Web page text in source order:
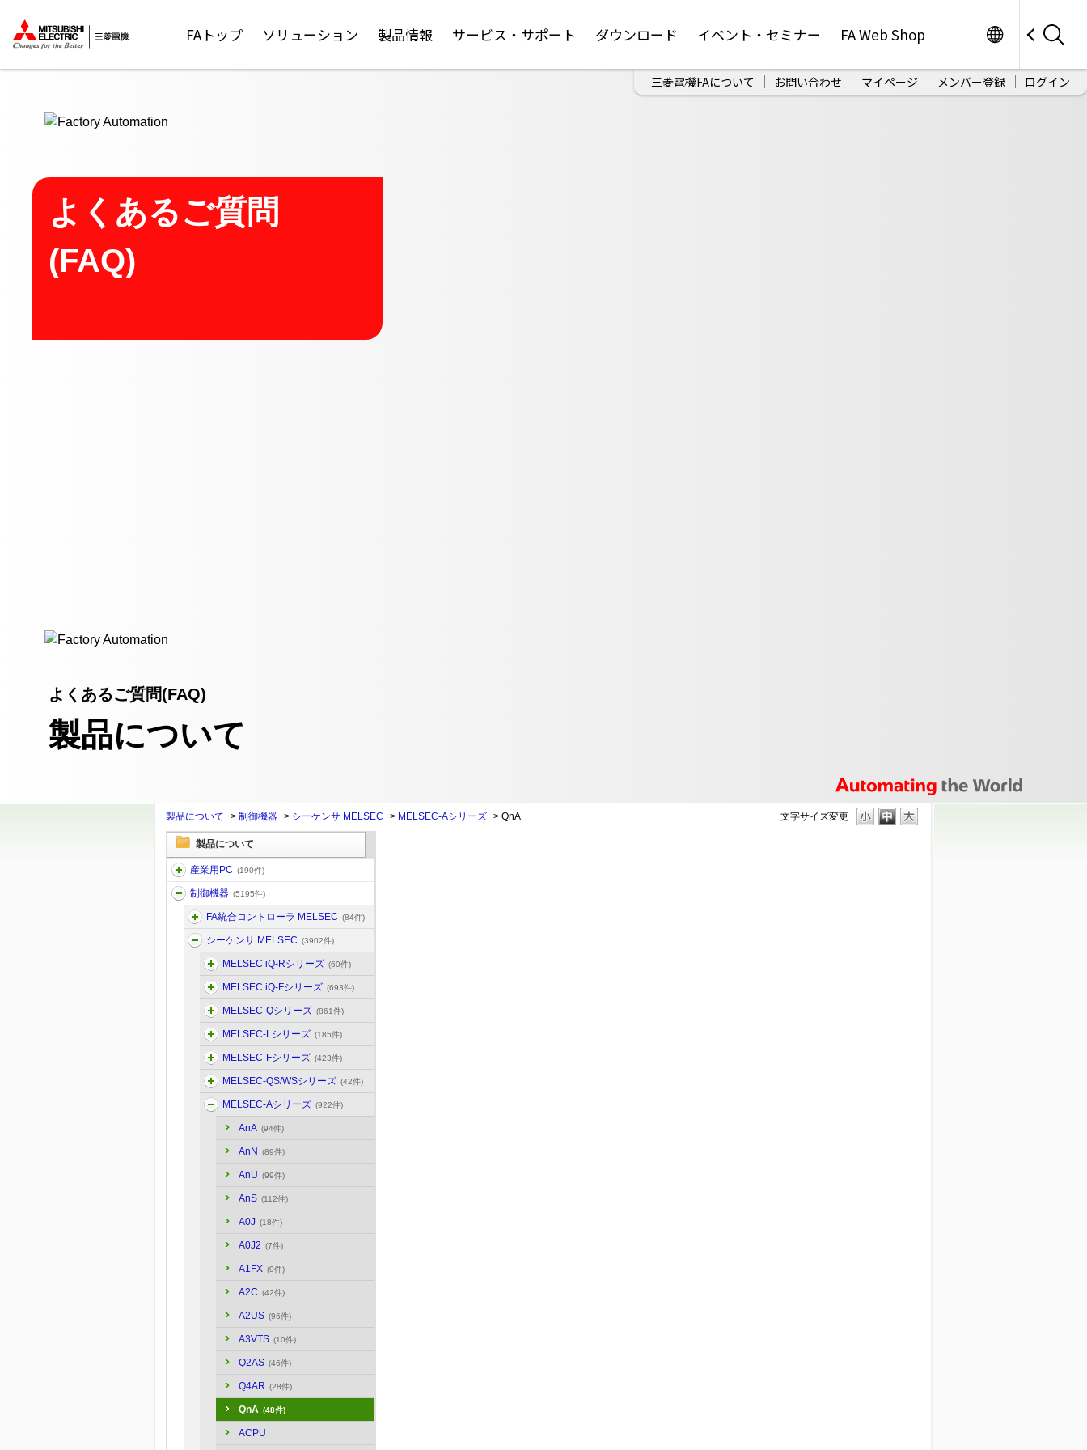
FAトップ ソリューション 製品情報 サービス・サポート ダウンロード イベント・セミナー FA Web Shop
三菱電機FAについて お問い合わせ マイページ メンバー登録 ログイン
よくあるご質問
(FAQ)
よくあるご質問(FAQ)
製品について
文字サイズ変更
製品について > 制御機器 > シーケンサ MELSEC > MELSEC-Aシリーズ > QnA
製品について
産業用PC (190件)
制御機器 (5195件)
FA統合コントローラ MELSEC (84件)
シーケンサ MELSEC (3902件)
MELSEC iQ-Rシリーズ (60件)
MELSEC iQ-Fシリーズ (693件)
MELSEC-Qシリーズ (861件)
MELSEC-Lシリーズ (185件)
MELSEC-Fシリーズ (423件)
MELSEC-QS/WSシリーズ (42件)
MELSEC-Aシリーズ (922件)
AnA (94件)
AnN (89件)
AnU (99件)
AnS (112件)
A0J (18件)
A0J2 (7件)
A1FX (9件)
A2C (42件)
A2US (96件)
A3VTS (10件)
Q2AS (46件)
Q4AR (28件)
QnA (48件)
ACPU